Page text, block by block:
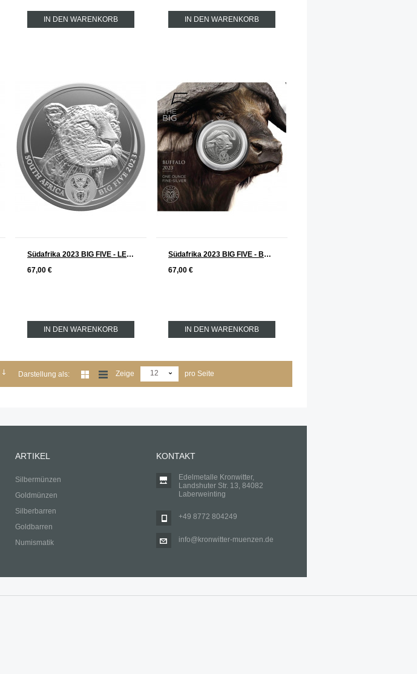
IN DEN WARENKORB IN DEN WARENKORB
Südafrika 2023 BIG FIVE - LEOPARD 2. Serie Silber 1 oz
67,00 €
IN DEN WARENKORB
Südafrika 2023 BIG FIVE - BÜFFEL Silber 1 oz
67,00 €
IN DEN WARENKORB
Darstellung als: Zeige 12 pro Seite
ARTIKEL
Silbermünzen
Goldmünzen
Silberbarren
Goldbarren
Numismatik
KONTAKT
Edelmetalle Kronwitter,
Landshuter Str. 13, 84082
Laberweinting
+49 8772 804249
info@kronwitter-muenzen.de